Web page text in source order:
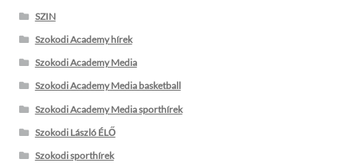
SZIN
Szokodi Academy hírek
Szokodi Academy Media
Szokodi Academy Media basketball
Szokodi Academy Media sporthírek
Szokodi László ÉLŐ
Szokodi sporthírek